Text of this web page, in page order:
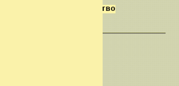
улучшаем человечество